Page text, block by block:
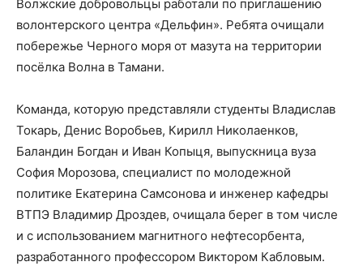
Волжские добровольцы работали по приглашению
волонтерского центра «Дельфин». Ребята очищали
побережье Черного моря от мазута на территории
посёлка Волна в Тамани.
Команда, которую представляли студенты Владислав
Токарь, Денис Воробьев, Кирилл Николаенков,
Баландин Богдан и Иван Копыця, выпускница вуза
София Морозова, специалист по молодежной
политике Екатерина Самсонова и инженер кафедры
ВТПЭ Владимир Дроздев, очищала берег в том числе
и с использованием магнитного нефтесорбента,
разработанного профессором Виктором Кабловым.